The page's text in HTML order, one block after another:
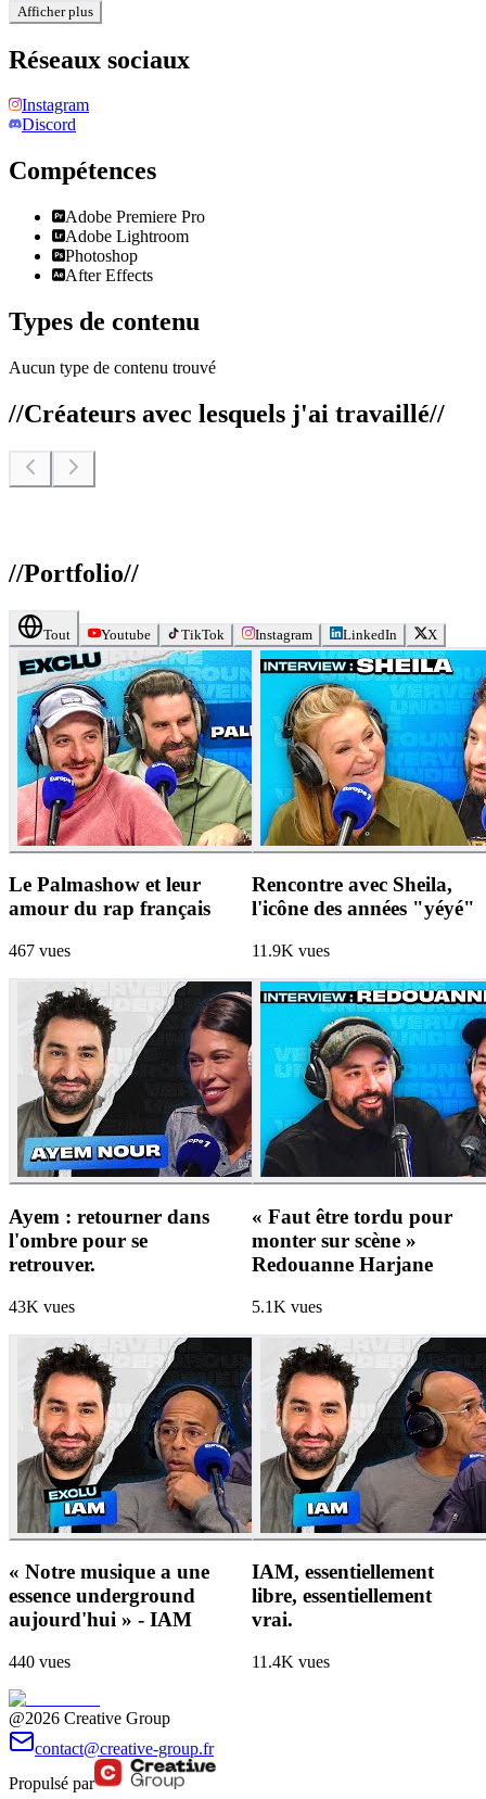
Afficher plus
Réseaux sociaux
Instagram
Discord
Compétences
Adobe Premiere Pro
Adobe Lightroom
Photoshop
After Effects
Types de contenu
Aucun type de contenu trouvé
//Créateurs avec lesquels j'ai travaillé//
//Portfolio//
Tout Youtube TikTok Instagram LinkedIn X
Le Palmashow et leur
amour du rap français
467 vues
Ayem : retourner dans
l'ombre pour se
retrouver.
43K vues
« Notre musique a une
essence underground
aujourd'hui » - IAM
440 vues
Rencontre avec Sheila,
l'icône des années "yéyé"
11.9K vues
« Faut être tordu pour
monter sur scène »
Redouanne Harjane
5.1K vues
IAM, essentiellement
libre, essentiellement
vrai.
11.4K vues
@2026 Creative Group
contact@creative-group.fr
Propulsé par